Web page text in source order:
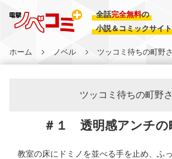
全話完全無料の
小説＆コミックサイ
ホーム ノベル ツッコミ待ちの町野
ツッコミ待ちの町野
＃１ 透明感アンチの
教室の床にドミノを並べる手を止め、ふっ